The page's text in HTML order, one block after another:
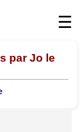
☰
par Jo le